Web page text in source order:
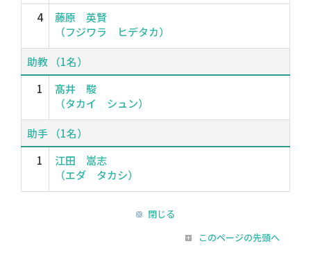
4
藤原 英賢
（フジワラ ヒデタカ）
助教 （1名）
1
髙井 駿
（タカイ シュン）
助手 （1名）
1
江田 嵩志
（エダ タカシ）
閉じる
このページの先頭へ